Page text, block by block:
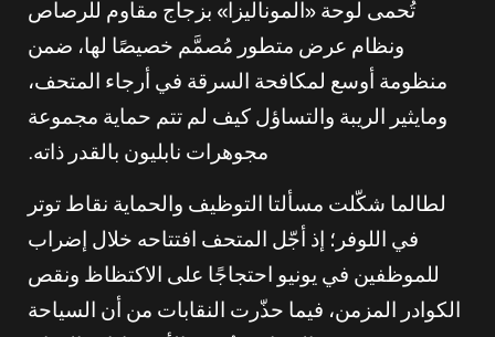
تُحمى لوحة «الموناليزا» بزجاج مقاوم للرصاص
ونظام عرض متطور مُصمَّم خصيصًا لها، ضمن
منظومة أوسع لمكافحة السرقة في أرجاء المتحف،
ومايثير الريبة والتساؤل كيف لم تتم حماية مجموعة
مجوهرات نابليون بالقدر ذاته.
لطالما شكّلت مسألتا التوظيف والحماية نقاط توتر
في اللوفر؛ إذ أجّل المتحف افتتاحه خلال إضراب
للموظفين في يونيو احتجاجًا على الاكتظاظ ونقص
الكوادر المزمن، فيما حذّرت النقابات من أن السياحة